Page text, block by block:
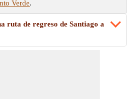
Verde.
ruta de regreso de Santiago a